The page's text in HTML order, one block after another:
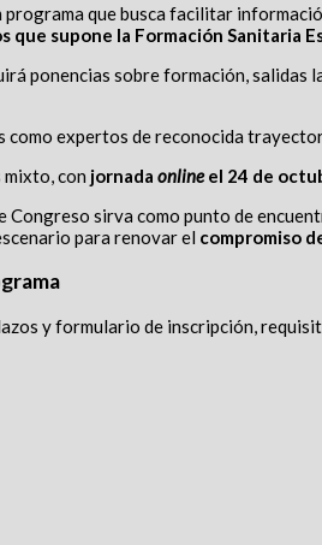
programa que busca facilitar
que supone la Formación Sanitaria
ponencias sobre formación,
expertos de reconocida
con jornada onlineel 24 de
Congreso sirva como punto de
para renovar el compromiso
y formulario de inscripción,